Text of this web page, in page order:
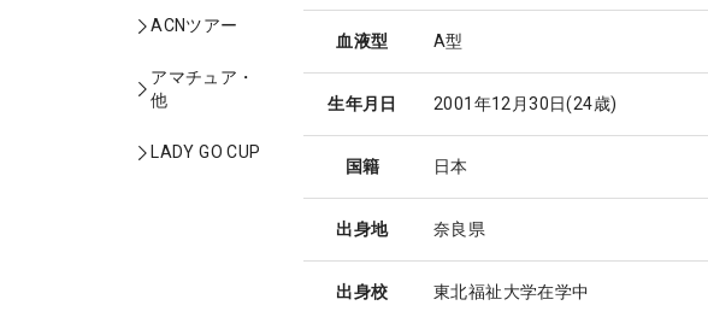
ACNツアー
アマチュア・
他
LADY GO CUP
血液型 A型
生年月日 2001年12月30日(24歳)
国籍 日本
出身地 奈良県
出身校 東北福祉大学在学中